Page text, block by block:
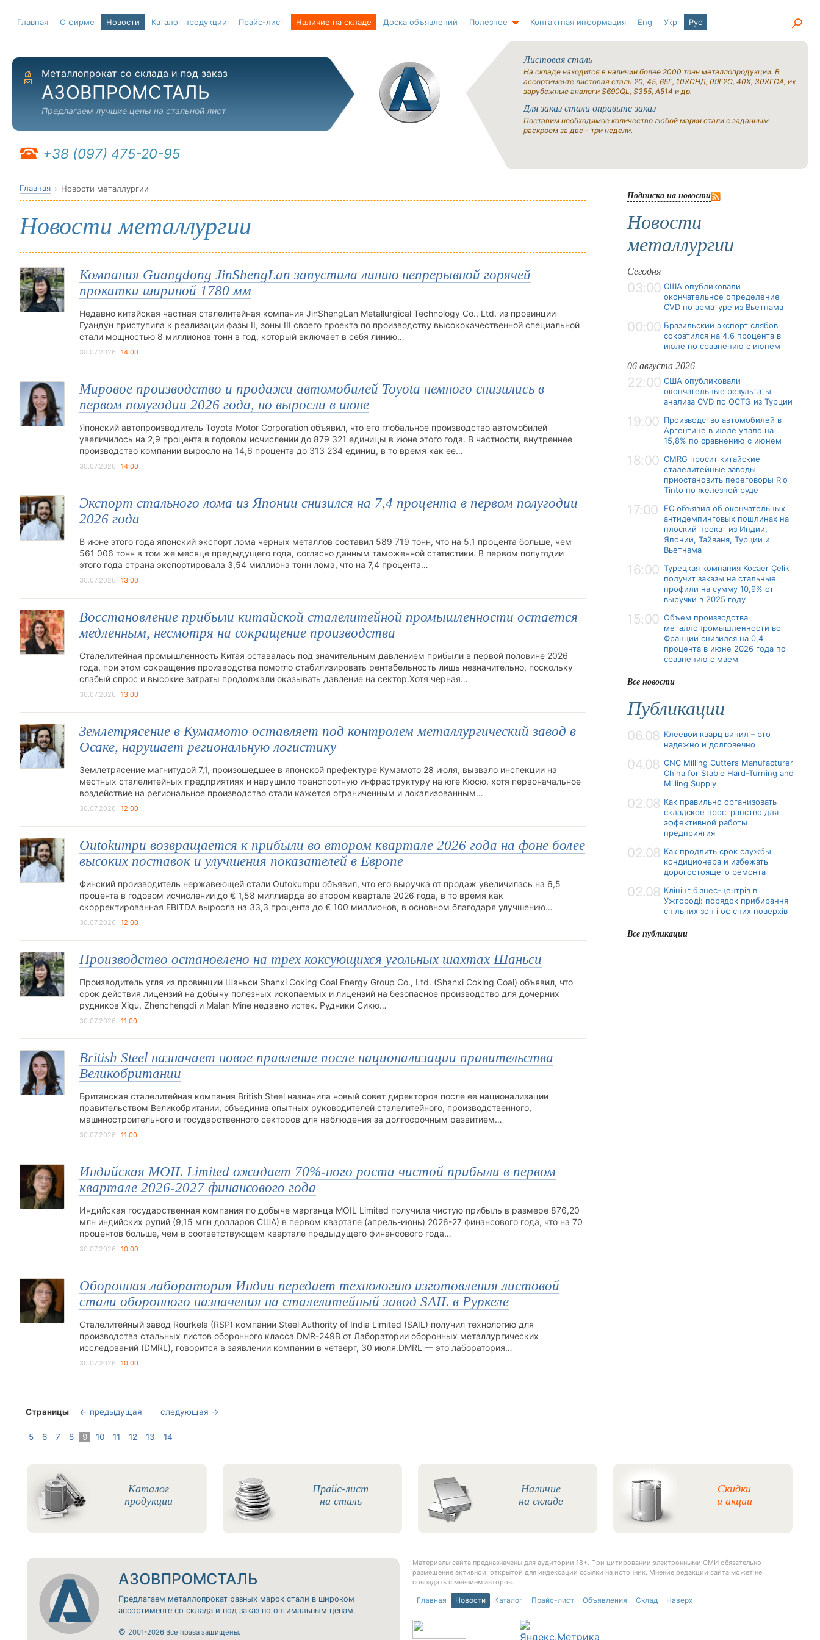
Главная О фирме Новости Каталог продукции Прайс-лист Наличие на складе Доска объявлений Полезное Контактная информация Eng Укр Рус
На главную
Отправить письмо
Металлопрокат со склада и под заказ
АЗОВПРОМСТАЛЬ
Предлагаем лучшие цены на стальной лист
+38 (097) 475-20-95
Листовая сталь
На складе находится в наличии более 2000 тонн металлопродукции. В
ассортименте листовая сталь 20, 45, 65Г, 10ХСНД, 09Г2С, 40Х, 30ХГСА, их
зарубежные аналоги S690QL, S355, A514 и др.
Для заказ стали оправьте заказ
Поставим необходимое количество любой марки стали с заданным
раскроем за две - три недели.
Главная Новости металлургии
Новости металлургии
Компания Guangdong JinShengLan запустила линию непрерывной горячей
прокатки шириной 1780 мм
Недавно китайская частная сталелитейная компания JinShengLan Metallurgical Technology Co., Ltd. из провинции
Гуандун приступила к реализации фазы II, зоны III своего проекта по производству высококачественной специальной
стали мощностью 8 миллионов тонн в год, который включает в себя линию…
30.07.2026 14:00
Мировое производство и продажи автомобилей Toyota немного снизились в
первом полугодии 2026 года, но выросли в июне
Японский автопроизводитель Toyota Motor Corporation объявил, что его глобальное производство автомобилей
увеличилось на 2,9 процента в годовом исчислении до 879 321 единицы в июне этого года. В частности, внутреннее
производство компании выросло на 14,6 процента до 313 234 единиц, в то время как ее…
30.07.2026 14:00
Экспорт стального лома из Японии снизился на 7,4 процента в первом полугодии
2026 года
В июне этого года японский экспорт лома черных металлов составил 589 719 тонн, что на 5,1 процента больше, чем
561 006 тонн в том же месяце предыдущего года, согласно данным таможенной статистики. В первом полугодии
этого года страна экспортировала 3,54 миллиона тонн лома, что на 7,4 процента…
30.07.2026 13:00
Восстановление прибыли китайской сталелитейной промышленности остается
медленным, несмотря на сокращение производства
Сталелитейная промышленность Китая оставалась под значительным давлением прибыли в первой половине 2026
года, при этом сокращение производства помогло стабилизировать рентабельность лишь незначительно, поскольку
слабый спрос и высокие затраты продолжали оказывать давление на сектор.Хотя черная…
30.07.2026 13:00
Землетрясение в Кумамото оставляет под контролем металлургический завод в
Осаке, нарушает региональную логистику
Землетрясение магнитудой 7,1, произошедшее в японской префектуре Кумамото 28 июля, вызвало инспекции на
местных сталелитейных предприятиях и нарушило транспортную инфраструктуру на юге Кюсю, хотя первоначальное
воздействие на региональное производство стали кажется ограниченным и локализованным…
30.07.2026 12:00
Outokumpu возвращается к прибыли во втором квартале 2026 года на фоне более
высоких поставок и улучшения показателей в Европе
Финский производитель нержавеющей стали Outokumpu объявил, что его выручка от продаж увеличилась на 6,5
процента в годовом исчислении до € 1,58 миллиарда во втором квартале 2026 года, в то время как
скорректированная EBITDA выросла на 33,3 процента до € 100 миллионов, в основном благодаря улучшению…
30.07.2026 12:00
Производство остановлено на трех коксующихся угольных шахтах Шаньси
Производитель угля из провинции Шаньси Shanxi Coking Coal Energy Group Co., Ltd. (Shanxi Coking Coal) объявил, что
срок действия лицензий на добычу полезных ископаемых и лицензий на безопасное производство для дочерних
рудников Xiqu, Zhenchengdi и Malan Mine недавно истек. Рудники Сикю…
30.07.2026 11:00
British Steel назначает новое правление после национализации правительства
Великобритании
Британская сталелитейная компания British Steel назначила новый совет директоров после ее национализации
правительством Великобритании, объединив опытных руководителей сталелитейного, производственного,
машиностроительного и государственного секторов для наблюдения за долгосрочным развитием…
30.07.2026 11:00
Индийская MOIL Limited ожидает 70%-ного роста чистой прибыли в первом
квартале 2026-2027 финансового года
Индийская государственная компания по добыче марганца MOIL Limited получила чистую прибыль в размере 876,20
млн индийских рупий (9,15 млн долларов США) в первом квартале (апрель-июнь) 2026-27 финансового года, что на 70
процентов больше, чем в соответствующем квартале предыдущего финансового года…
30.07.2026 10:00
Оборонная лаборатория Индии передает технологию изготовления листовой
стали оборонного назначения на сталелитейный завод SAIL в Руркеле
Сталелитейный завод Rourkela (RSP) компании Steel Authority of India Limited (SAIL) получил технологию для
производства стальных листов оборонного класса DMR-249B от Лаборатории оборонных металлургических
исследований (DMRL), говорится в заявлении компании в четверг, 30 июля.DMRL — это лаборатория…
30.07.2026 10:00
Страницы ← предыдущая следующая →
5 6 7 8 9 10 11 12 13 14
Подписка на новости
Новости
металлургии
Сегодня
03:00 США опубликовали
окончательное определение
CVD по арматуре из Вьетнама
00:00 Бразильский экспорт слябов
сократился на 4,6 процента в
июле по сравнению с июнем
06 августа 2026
22:00 США опубликовали
окончательные результаты
анализа CVD по OCTG из Турции
19:00 Производство автомобилей в
Аргентине в июле упало на
15,8% по сравнению с июнем
18:00 CMRG просит китайские
сталелитейные заводы
приостановить переговоры Rio
Tinto по железной руде
17:00
ЕС объявил об окончательных
антидемпинговых пошлинах на
плоский прокат из Индии,
Японии, Тайваня, Турции и
Вьетнама
16:00 Турецкая компания Kocaer Çelik
получит заказы на стальные
профили на сумму 10,9% от
выручки в 2025 году
15:00 Объем производства
металлопромышленности во
Франции снизился на 0,4
процента в июне 2026 года по
сравнению с маем
Все новости
Публикации
06.08 Клеевой кварц винил – это
надежно и долговечно
04.08 CNC Milling Cutters Manufacturer
China for Stable Hard-Turning and
Milling Supply
02.08 Как правильно организовать
складское пространство для
эффективной работы
предприятия
02.08 Как продлить срок службы
кондиционера и избежать
дорогостоящего ремонта
02.08 Клінінг бізнес-центрів в
Ужгороді: порядок прибирання
спільних зон і офісних поверхів
Все публикации
Каталог
продукции
Прайс-лист
на сталь
Наличие
на складе
Скидки
и акции
АЗОВПРОМСТАЛЬ
Предлагаем металлопрокат разных марок стали в широком
ассортименте со склада и под заказ по оптимальным ценам.
© 2001-2026 Все права защищены.
Материалы сайта предназначены для аудитории 18+. При цитировании электронными СМИ обязательно
размещение активной, открытой для индексации ссылки на источник. Мнение редакции сайта может не
совпадать с мнением авторов.
Главная Новости Каталог Прайс-лист Объявления Склад Наверх